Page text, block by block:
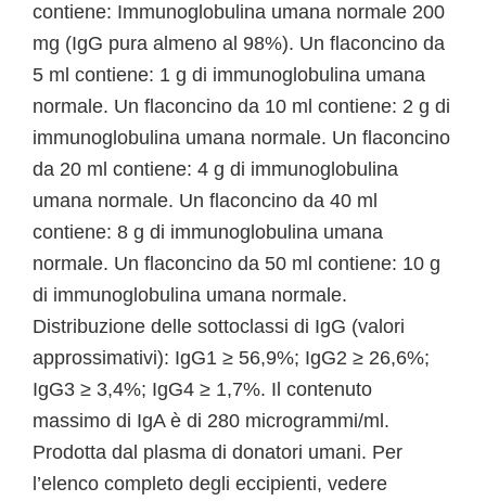
contiene: Immunoglobulina umana normale 200
mg (IgG pura almeno al 98%). Un flaconcino da
5 ml contiene: 1 g di immunoglobulina umana
normale. Un flaconcino da 10 ml contiene: 2 g di
immunoglobulina umana normale. Un flaconcino
da 20 ml contiene: 4 g di immunoglobulina
umana normale. Un flaconcino da 40 ml
contiene: 8 g di immunoglobulina umana
normale. Un flaconcino da 50 ml contiene: 10 g
di immunoglobulina umana normale.
Distribuzione delle sottoclassi di IgG (valori
approssimativi): IgG1 ≥ 56,9%; IgG2 ≥ 26,6%;
IgG3 ≥ 3,4%; IgG4 ≥ 1,7%. Il contenuto
massimo di IgA è di 280 microgrammi/ml.
Prodotta dal plasma di donatori umani. Per
l’elenco completo degli eccipienti, vedere